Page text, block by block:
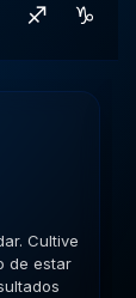
♐ ♑
A
no